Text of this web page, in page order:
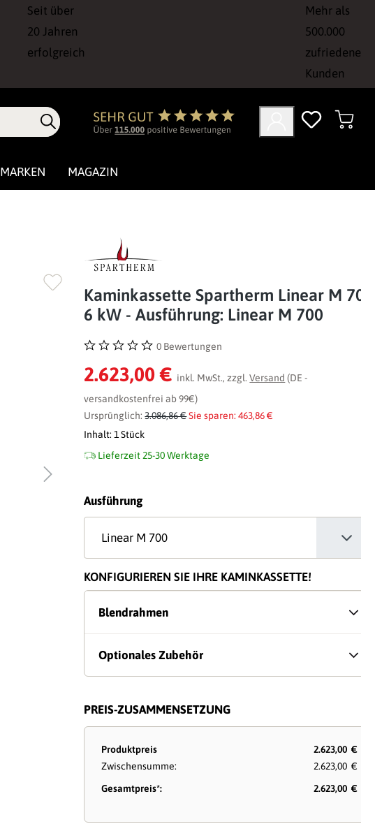
Seit über
20 Jahren
erfolgreich
Mehr als
500.000
zufriedene
Kunden
MARKEN MAGAZIN
Kaminkassette Spartherm Linear M 700
6 kW - Ausführung: Linear M 700
Durchschnittliche Bewertung von 0 von 5 Sternen
0 Bewertungen
2.623,00 € inkl. MwSt., zzgl.Versand (DE -
versandkostenfrei ab 99€)
Ursprünglich:3.086,86 €Sie sparen: 463,86 €
Inhalt:1 Stück
Lieferzeit 25-30 Werktage
Ausführungauswählen
KONFIGURIEREN SIE IHRE KAMINKASSETTE!
Blendrahmen
Optionales Zubehör
PREIS-ZUSAMMENSETZUNG
Produktpreis
2.623,00 €
Zwischensumme:
2.623,00 €
Gesamtpreis*:
2.623,00 €